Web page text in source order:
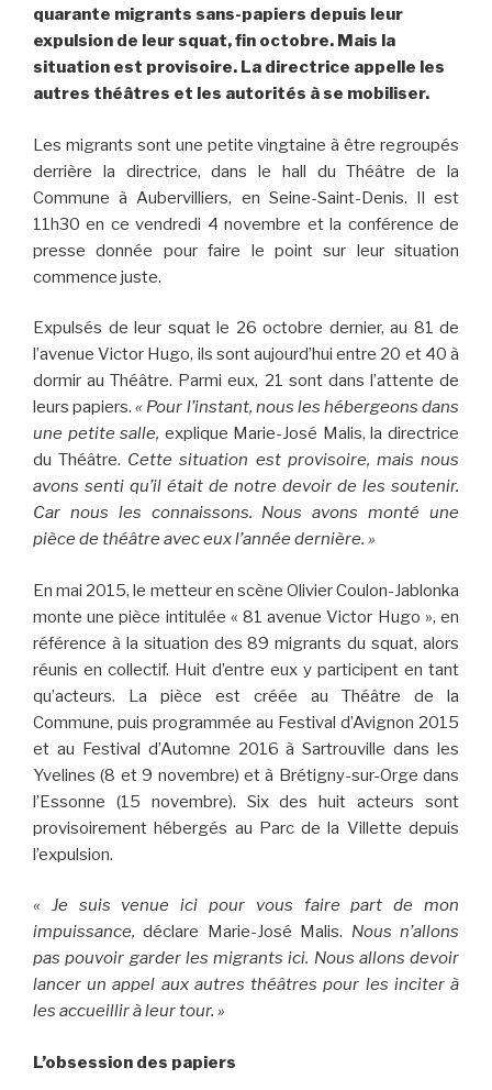
quarante migrants sans-papiers depuis leur
expulsion de leur squat, fin octobre. Mais la
situation est provisoire. La directrice appelle les
autres théâtres et les autorités à se mobiliser.
Les migrants sont une petite vingtaine à être regroupés
derrière la directrice, dans le hall du Théâtre de la
Commune à Aubervilliers, en Seine-Saint-Denis. Il est
11h30 en ce vendredi 4 novembre et la conférence de
presse donnée pour faire le point sur leur situation
commence juste.
Expulsés de leur squat le 26 octobre dernier, au 81 de
l’avenue Victor Hugo, ils sont aujourd’hui entre 20 et 40 à
dormir au Théâtre. Parmi eux, 21 sont dans l’attente de
leurs papiers.« Pour l’instant, nous les hébergeons dans
une petite salle, explique Marie-José Malis, la directrice
du Théâtre. Cette situation est provisoire, mais nous
avons senti qu’il était de notre devoir de les soutenir.
Car nous les connaissons. Nous avons monté une
pièce de théâtre avec eux l’année dernière. »
En mai 2015, le metteur en scène Olivier Coulon-Jablonka
monte une pièce intitulée « 81 avenue Victor Hugo », en
référence à la situation des 89 migrants du squat, alors
réunis en collectif. Huit d’entre eux y participent en tant
qu’acteurs. La pièce est créée au Théâtre de la
Commune, puis programmée au Festival d’Avignon 2015
et au Festival d’Automne 2016 à Sartrouville dans les
Yvelines (8 et 9 novembre) et à Brétigny-sur-Orge dans
l’Essonne (15 novembre). Six des huit acteurs sont
provisoirement hébergés au Parc de la Villette depuis
l’expulsion.
« Je suis venue ici pour vous faire part de mon
impuissance, déclare Marie-José Malis. Nous n’allons
pas pouvoir garder les migrants ici. Nous allons devoir
lancer un appel aux autres théâtres pour les inciter à
les accueillir à leur tour. »
L’obsession des papiers